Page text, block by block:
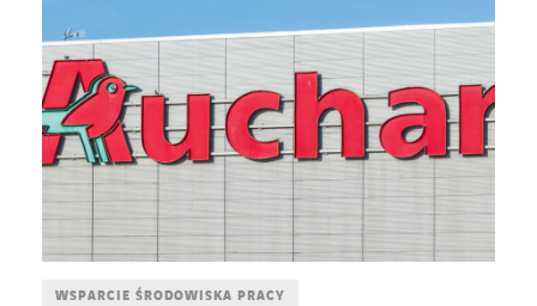
WSPARCIE ŚRODOWISKA PRACY